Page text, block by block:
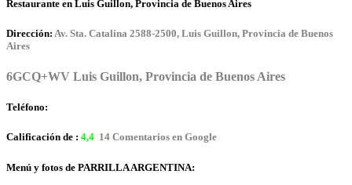
Restaurante en Luis Guillon, Provincia de Buenos Aires
Dirección: Av. Sta. Catalina 2588-2500, Luis Guillon, Provincia de Buenos
Aires
6GCQ+WV Luis Guillon, Provincia de Buenos Aires
Teléfono:
Calificación de : 4,4 14 Comentarios en Google
Menú y fotos de PARRILLA ARGENTINA: